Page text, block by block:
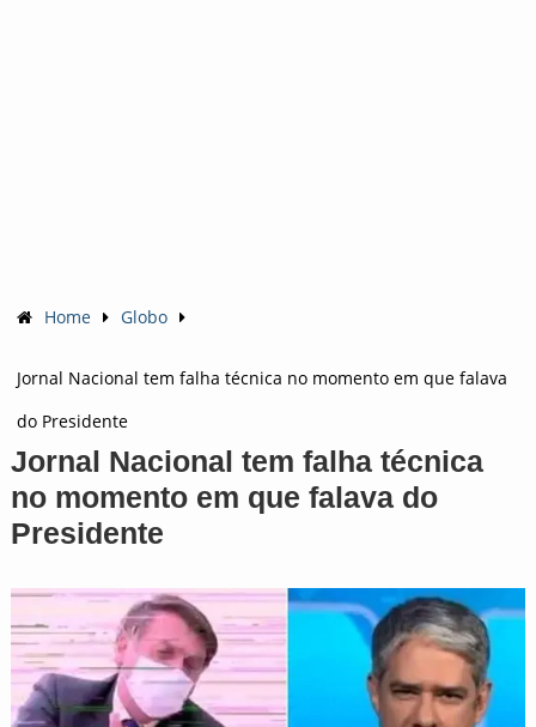
Home Globo
Jornal Nacional tem falha técnica no momento em que falava
do Presidente
Jornal Nacional tem falha técnica
no momento em que falava do
Presidente